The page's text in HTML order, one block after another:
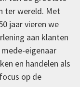
ter wereld. Met
jaar vieren we
aan klanten
eigenaar
en handelen als
op de